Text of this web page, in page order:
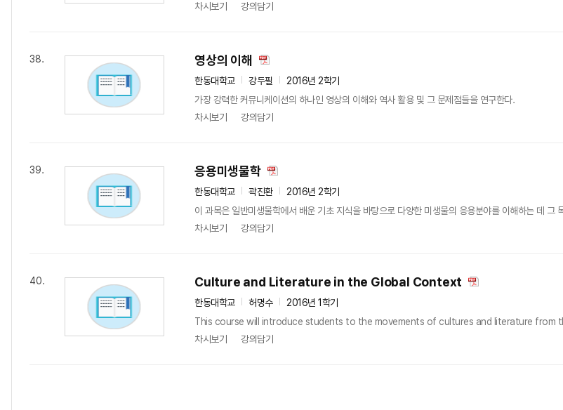
차시보기
강의담기
38. 영상의 이해
한동대학교 강두필
2016년 2학기
가장 강력한 커뮤니케이션의 하나인 영상의 이해와 역사 활용 및 그 문제점들을 연구한다.
차시보기
강의담기
39. 응용미생물학
한동대학교 곽진환
2016년 2학기
이 과목은 일반미생물학에서 배운 기초 지식을 바탕으로 다양한 미생물의 응용분야를 이해하는 데
차시보기
강의담기
40. Culture and Literature in the Global Context
한동대학교 허명수
2016년 1학기
This course will introduce students to the movements of cultures and literature from
차시보기
강의담기